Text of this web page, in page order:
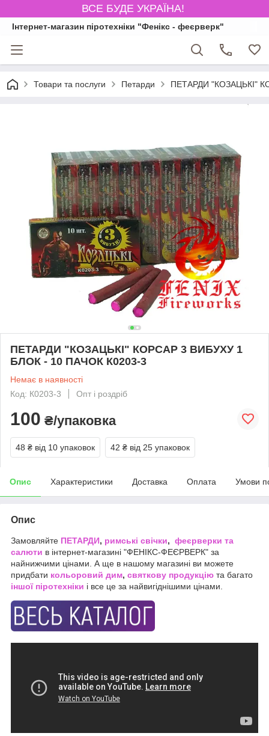
ВСЕ БУДЕ УКРАЇНА!
Інтернет-магазин піротехніки "Фенікс - феєрверк"
Товари та послуги Петарди ПЕТАРДИ "КОЗАЦЬКІ"
ПЕТАРДИ "КОЗАЦЬКІ" КОРСАР 3 ВИБУХУ 1
БЛОК - 10 ПАЧОК К0203-3
Немає в наявності
Код: К0203-3
Опт і роздріб
100 ₴/упаковка
48 ₴ від 10 упаковок 42 ₴ від 25 упаковок
Опис Характеристики Доставка Оплата Умови
Опис
Замовляйте ПЕТАРДИ, римські свічки, феєрверки та
салюти в інтернет-магазині "ФЕНІКС-ФЕЄРВЕРК" за
найнижчими цінами. А ще в нашому магазині ви можете
придбати кольоровий дим, святкову продукцію та багато
іншої піротехніки і все це за найвигіднішими цінами.